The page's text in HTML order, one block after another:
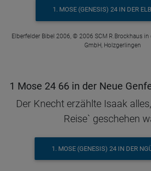
1. MOSE (GENESIS) 24 IN DER
Elberfelder Bibel 2006, © 2006 SCM R.Brockhaus in
GmbH, Holzgerlingen
1 Mose 24 66 in der Neue
Der Knecht erzählte Isaak
Reise` geschehen
1. MOSE (GENESIS) 24 IN DER